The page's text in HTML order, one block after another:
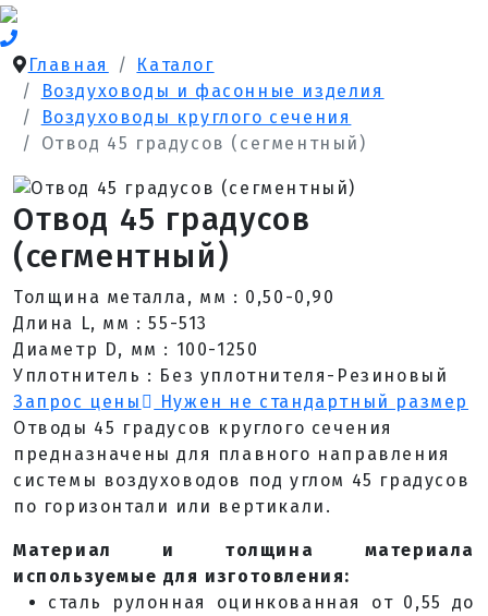
Главная
Каталог
Воздуховоды и фасонные изделия
Воздуховоды круглого сечения
Отвод 45 градусов (сегментный)
Отвод 45 градусов
(сегментный)
Толщина металла, мм : 0,50-0,90
Длина L, мм : 55-513
Диаметр D, мм : 100-1250
Уплотнитель : Без уплотнителя-Резиновый
Запрос цены
Нужен не стандартный размер
Отводы 45 градусов круглого сечения
предназначены для плавного направления
системы воздуховодов под углом 45 градусов
по горизонтали или вертикали.
Материал и толщина материала
используемые для изготовления:
сталь рулонная оцинкованная от 0,55 до